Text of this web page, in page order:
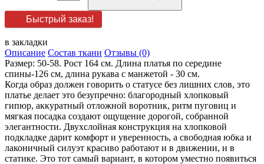
Быстрый заказ!
в закладки
Описание Состав ткани Отзывы (0)
Размер: 50-58. Рост 164 см. Длина платья по середине
спины-126 см, длина рукава с манжетой - 30 см.
Когда образ должен говорить о статусе без лишних слов, это
платье делает это безупречно: благородный хлопковый
гипюр, аккуратный отложной воротник, ритм пуговиц и
мягкая посадка создают ощущение дорогой, собранной
элегантности. Двухслойная конструкция на хлопковой
подкладке дарит комфорт и уверенность, а свободная юбка и
лаконичный силуэт красиво работают и в движении, и в
статике. Это тот самый вариант, в котором уместно появиться